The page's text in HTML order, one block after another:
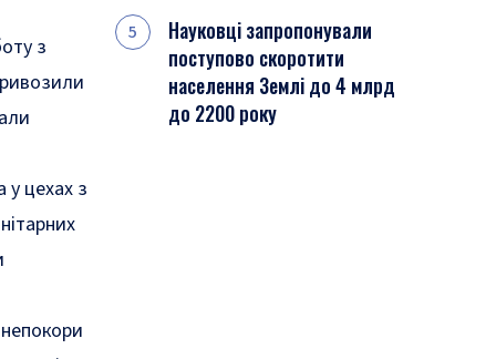
з
цехах з
Науковці запропонували
поступово скоротити
населення Землі до 4 млрд
до 2200 року